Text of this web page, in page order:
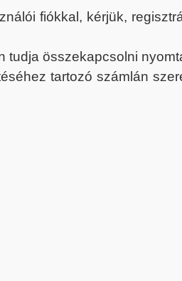
fiókkal, kérjük,
tudja összekapcsolni
tartozó számlán